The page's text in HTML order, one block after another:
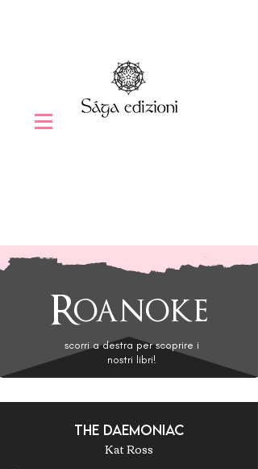
Roanoke
scorri a destra per scoprire i
nostri libri!
THE DAEMONIAC
Kat Ross